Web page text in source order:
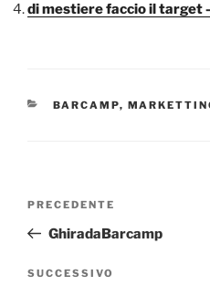
di mestiere faccio il target
CATEGORIE
BARCAMP,
Articolo
precedente:
PRECEDENTE
GhiradaBarcamp
Articolo
SUCCESSIVO